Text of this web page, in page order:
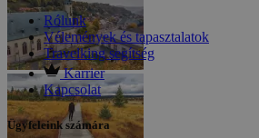
Rólunk
Vélemények és tapasztalatok
Travelking segítség
Karrier
Kapcsolat
Ügyfeleink számára